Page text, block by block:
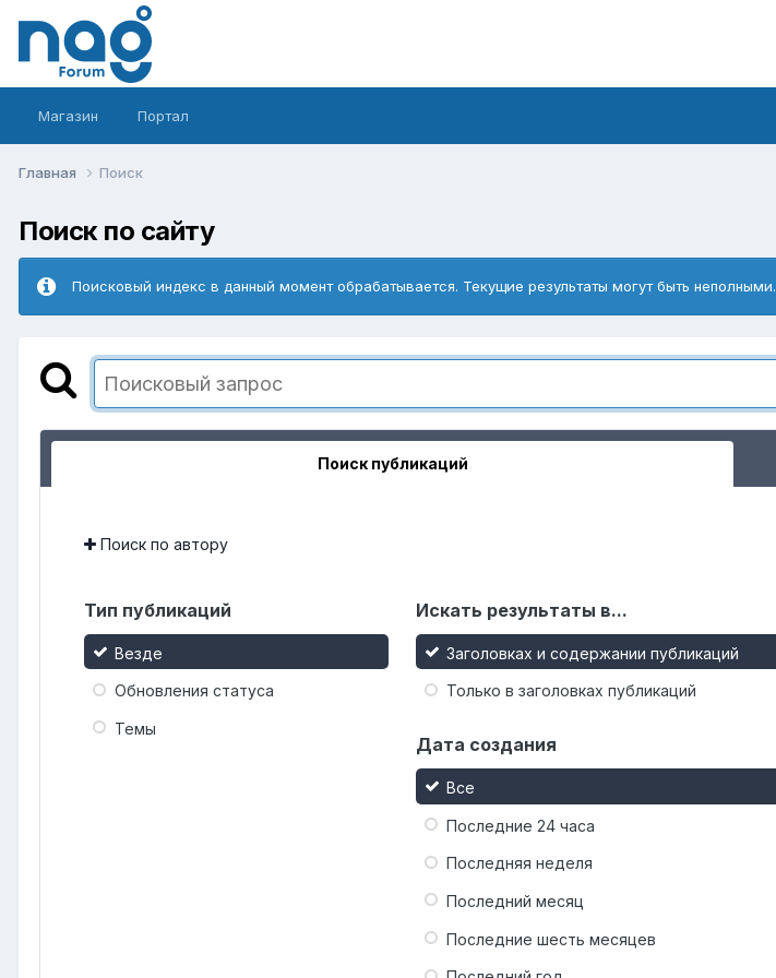
Магазин Портал
Главная Поиск
Поиск по сайту
Поисковый индекс в данный момент обрабатывается. Текущие результаты могут быть неполными.
Поиск публикаций
Поиск по автору
Тип публикаций
Везде
Обновления статуса
Темы
Искать результаты в...
Заголовках и содержании публикаций
Только в заголовках публикаций
Дата создания
Все
Последние 24 часа
Последняя неделя
Последний месяц
Последние шесть месяцев